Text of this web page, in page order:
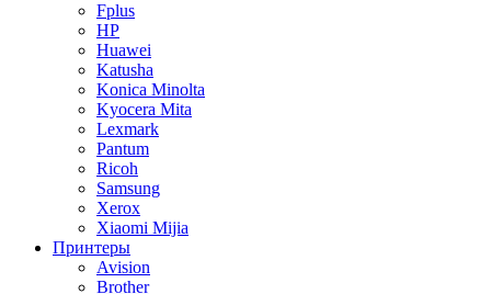
Fplus
HP
Huawei
Katusha
Konica Minolta
Kyocera Mita
Lexmark
Pantum
Ricoh
Samsung
Xerox
Xiaomi Mijia
Принтеры
Avision
Brother